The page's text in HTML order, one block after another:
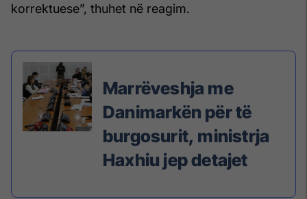
korrektuese”, thuhet në reagim.
Marrëveshja me
Danimarkën për të
burgosurit, ministrja
Haxhiu jep detajet